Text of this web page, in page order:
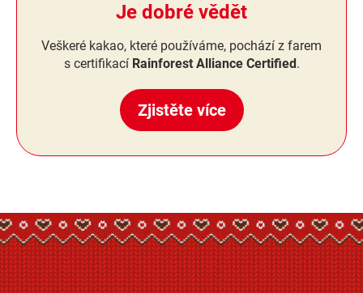
Je dobré vědět
Veškeré kakao, které používáme, pochází z farem
s certifikací Rainforest Alliance Certified.
Zjistěte více